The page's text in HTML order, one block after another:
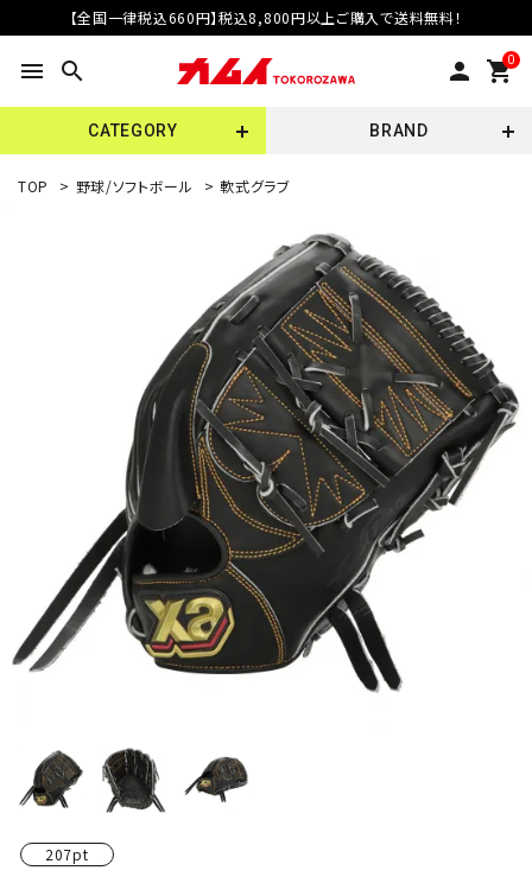
【全国一律税込660円】税込8,800円以上ご購入で送料無料！
menu search person 0
shopping_cart
CATEGORY BRAND
TOP > 野球/ソフトボール > 軟式グラブ
207pt